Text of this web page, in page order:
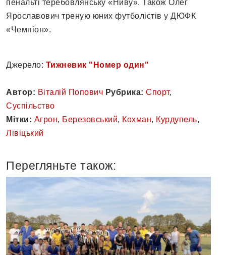
пенальті теребовлянську «Ниву». Також Олег
Ярославович треную юних футболістів у ДЮФК
«Чемпіон».
Джерело: Тижневик "Номер один"
Автор: Віталій Попович Рубрика: Спорт,
Суспільство
Мітки: Агрон, Березовський, Кохман, Курдупель,
Лівіцький
Перегляньте також: